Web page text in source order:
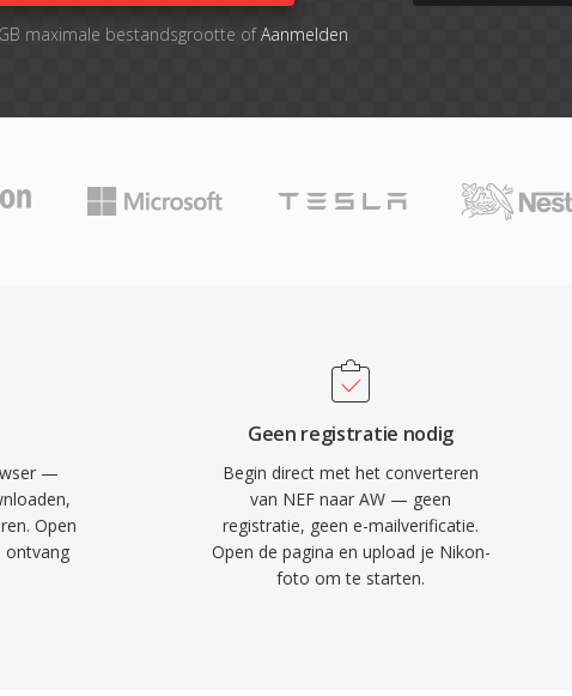
maximale bestandsgrootte ofAanmelden
—
Open
ontvang
Geen registratie nodig
Begin direct met het converteren
van NEF naar AW — geen
registratie, geen e-mailverificatie.
Open de pagina en upload je Nikon-
foto om te starten.